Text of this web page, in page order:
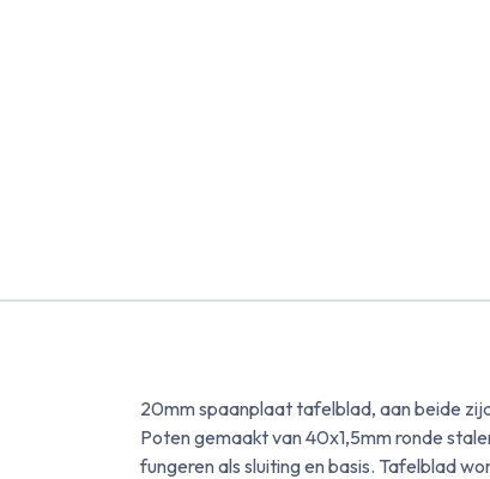
20mm spaanplaat tafelblad, aan beide
Poten gemaakt van 40x1,5mm ronde
fungeren als sluiting en basis. Tafelblad